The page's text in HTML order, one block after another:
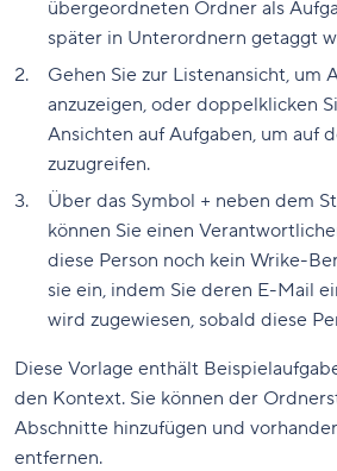
übergeordneten Ordner als
später in Unterordnern getaggt
Gehen Sie zur Listenansicht, um
anzuzeigen, oder doppelklicken
Ansichten auf Aufgaben, um auf
zuzugreifen.
Über das Symbol + neben dem
können Sie einen
diese Person noch kein Wrike-
sie ein, indem Sie deren E-Mail
wird zugewiesen, sobald diese
Diese Vorlage enthält
den Kontext. Sie können der
Abschnitte hinzufügen und
entfernen.